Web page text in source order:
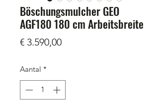
Böschungsmulcher GEO
AGF180 180 cm Arbeitsbreite
€ 3.590,00Prijs
Aantal *